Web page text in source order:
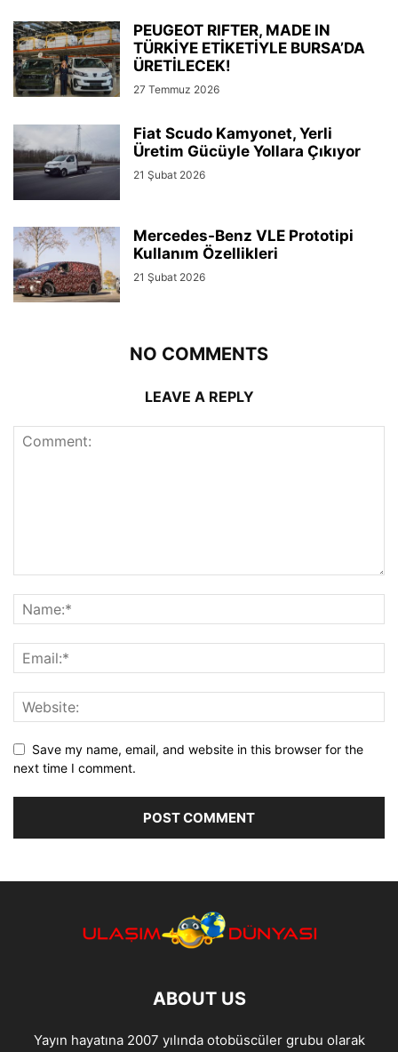
PEUGEOT RIFTER, MADE IN
TÜRKİYE ETİKETİYLE BURSA’DA
ÜRETİLECEK!
27 Temmuz 2026
Fiat Scudo Kamyonet, Yerli
Üretim Gücüyle Yollara Çıkıyor
21 Şubat 2026
Mercedes-Benz VLE Prototipi
Kullanım Özellikleri
21 Şubat 2026
NO COMMENTS
LEAVE A REPLY
Save my name, email, and website in this browser for the
next time I comment.
ABOUT US
Yayın hayatına 2007 yılında otobüscüler grubu olarak